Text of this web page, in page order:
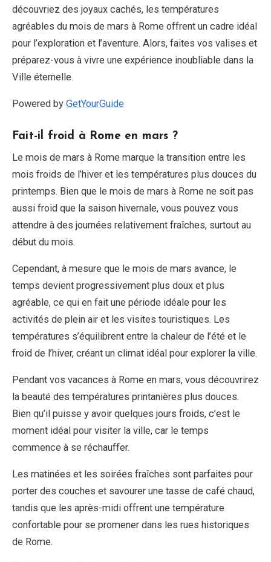
découvriez des joyaux cachés, les températures
agréables du mois de mars à Rome offrent un cadre idéal
pour l’exploration et l’aventure. Alors, faites vos valises et
préparez-vous à vivre une expérience inoubliable dans la
Ville éternelle.
Powered by GetYourGuide
Fait-il froid à Rome en mars ?
Le mois de mars à Rome marque la transition entre les
mois froids de l’hiver et les températures plus douces du
printemps. Bien que le mois de mars à Rome ne soit pas
aussi froid que la saison hivernale, vous pouvez vous
attendre à des journées relativement fraîches, surtout au
début du mois.
Cependant, à mesure que le mois de mars avance, le
temps devient progressivement plus doux et plus
agréable, ce qui en fait une période idéale pour les
activités de plein air et les visites touristiques. Les
températures s’équilibrent entre la chaleur de l’été et le
froid de l’hiver, créant un climat idéal pour explorer la ville.
Pendant vos vacances à Rome en mars, vous découvrirez
la beauté des températures printanières plus douces.
Bien qu’il puisse y avoir quelques jours froids, c’est le
moment idéal pour visiter la ville, car le temps
commence à se réchauffer.
Les matinées et les soirées fraîches sont parfaites pour
porter des couches et savourer une tasse de café chaud,
tandis que les après-midi offrent une température
confortable pour se promener dans les rues historiques
de Rome.